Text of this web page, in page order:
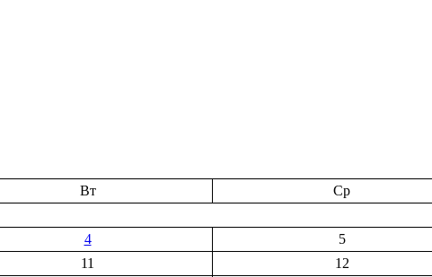
Вт Ср
4 5
11 12